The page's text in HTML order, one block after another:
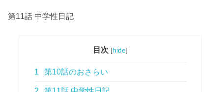
第11話 中学性日記
目次 [hide]
1 第10話のおさらい